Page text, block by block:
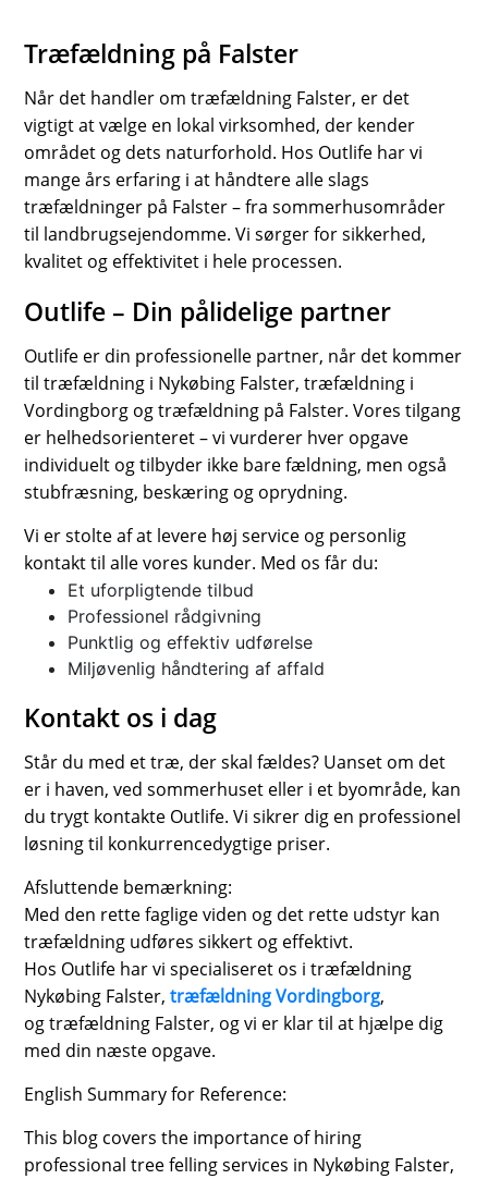
Træfældning på Falster
Når det handler om træfældning Falster, er det
vigtigt at vælge en lokal virksomhed, der kender
området og dets naturforhold. Hos Outlife har vi
mange års erfaring i at håndtere alle slags
træfældninger på Falster – fra sommerhusområder
til landbrugsejendomme. Vi sørger for sikkerhed,
kvalitet og effektivitet i hele processen.
Outlife – Din pålidelige partner
Outlife er din professionelle partner, når det kommer
til træfældning i Nykøbing Falster, træfældning i
Vordingborg og træfældning på Falster. Vores tilgang
er helhedsorienteret – vi vurderer hver opgave
individuelt og tilbyder ikke bare fældning, men også
stubfræsning, beskæring og oprydning.
Vi er stolte af at levere høj service og personlig
kontakt til alle vores kunder. Med os får du:
Et uforpligtende tilbud
Professionel rådgivning
Punktlig og effektiv udførelse
Miljøvenlig håndtering af affald
Kontakt os i dag
Står du med et træ, der skal fældes? Uanset om det
er i haven, ved sommerhuset eller i et byområde, kan
du trygt kontakte Outlife. Vi sikrer dig en professionel
løsning til konkurrencedygtige priser.
Afsluttende bemærkning:
Med den rette faglige viden og det rette udstyr kan
træfældning udføres sikkert og effektivt.
Hos Outlife har vi specialiseret os i træfældning
Nykøbing Falster,træfældning Vordingborg,
og træfældning Falster, og vi er klar til at hjælpe dig
med din næste opgave.
English Summary for Reference:
This blog covers the importance of hiring
professional tree felling services in Nykøbing Falster,